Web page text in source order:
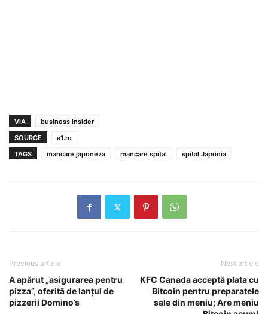
VIA
business insider
SOURCE
a1.ro
TAGS
mancare japoneza mancare spital spital Japonia
Previous article
A apărut „asigurarea pentru
pizza”, oferită de lanţul de
pizzerii Domino’s
Next article
KFC Canada acceptă plata cu
Bitcoin pentru preparatele
sale din meniu; Are meniu